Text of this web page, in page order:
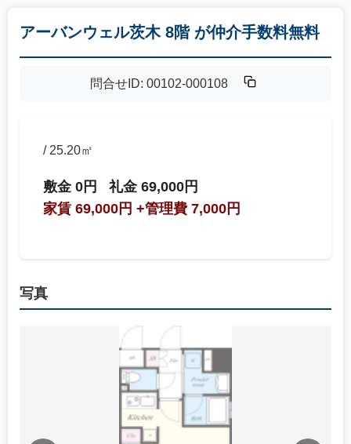
アーバンウェル茨木 8階 が仲介手数料無料
問合せID: 00102-000108
/ 25.20㎡
敷金 0円
礼金 69,000円
家賃 69,000円 +管理費 7,000円
写真